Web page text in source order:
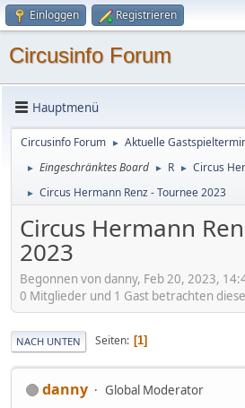
Einloggen Registrieren
Circusinfo Forum
Hauptmenü
Circusinfo Forum ► Aktuelle
► Eingeschränktes Board ► R ► Circus
► Circus Hermann Renz - Tournee 2023
Circus Hermann
2023
Begonnen von danny, Feb 20, 2023,
0 Mitglieder und 1 Gast betrachten
NACH UNTEN Seiten 1
danny Global Moderator